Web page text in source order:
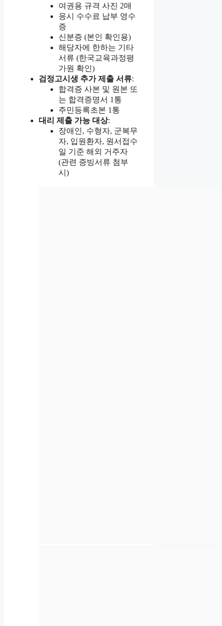
여권용 규격 사진 2매
응시 수수료 납부 영수
증
신분증 (본인 확인용)
해당자에 한하는 기타
서류 (한국교육과정평
가원 확인)
검정고시생 추가 제출 서류:
합격증 사본 및 원본 또
는 합격증명서 1통
주민등록초본 1통
대리 제출 가능 대상:
장애인, 수형자, 군복무
자, 입원환자, 원서접수
일 기준 해외 거주자
(관련 증빙서류 첨부
시)